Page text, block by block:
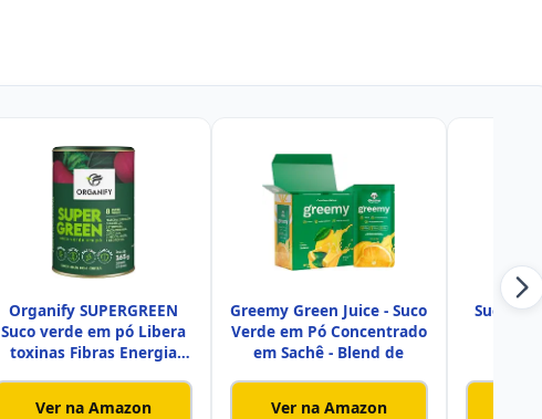
Organify SUPERGREEN
Suco verde em pó Libera
toxinas Fibras Energia
Ver na Amazon
Greemy Green Juice - Suco
Verde em Pó Concentrado
em Sachê - Blend de
Ver na Amazon
Suco